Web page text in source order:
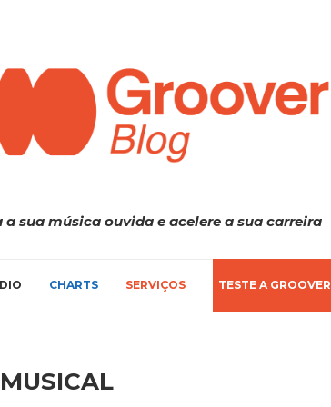
a sua música ouvida e acelere a sua carreira
CHARTS SERVIÇOS TESTE A GROOVER